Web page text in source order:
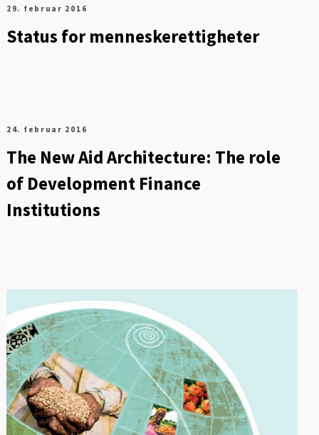
29. februar 2016
Status for menneskerettigheter
24. februar 2016
The New Aid Architecture: The role
of Development Finance
Institutions